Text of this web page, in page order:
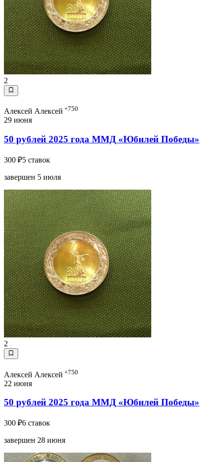
2
Алексей Алексей +750
29 июня
50 рублей 2025 года ММД «Юбилей Победы»
300 ₽5 ставок
завершен 5 июля
2
Алексей Алексей +750
22 июня
50 рублей 2025 года ММД «Юбилей Победы»
300 ₽6 ставок
завершен 28 июня